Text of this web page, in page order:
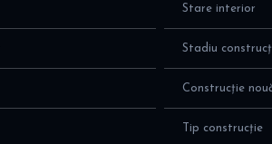
Stare interior
Stadiu
Construcție
Tip construcție